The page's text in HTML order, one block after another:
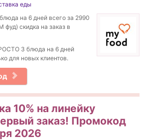
еды
на 6 дней всего за 2990
скидка на заказ в
3 блюда на 6 дней
для новых клиентов.
10% на линейку
заказ! Промокод
2026